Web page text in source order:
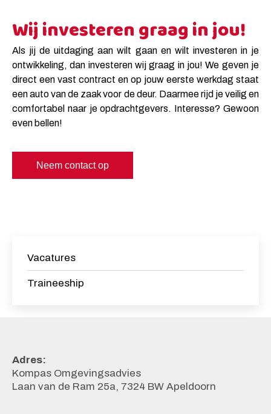
Wij investeren graag in jou!
Als jij de uitdaging aan wilt gaan en wilt investeren in je
ontwikkeling, dan investeren wij graag in jou! We geven je
direct een vast contract en op jouw eerste werkdag staat
een auto van de zaak voor de deur. Daarmee rijd je veilig en
comfortabel naar je opdrachtgevers. Interesse? Gewoon
even bellen!
Neem contact op
Vacatures
Traineeship
Adres:
Kompas Omgevingsadvies
Laan van de Ram 25a, 7324 BW Apeldoorn